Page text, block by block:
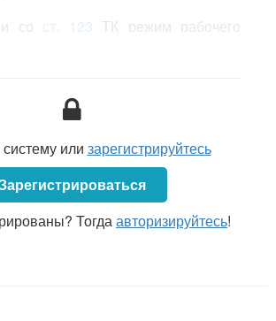
со ст. 123 ТК режим рабочего
рабочего времени и времени
суток, недели, месяца
периодов. Режим рабочего
время начала и окончания
время обеденного и других
чередования
рабочие и выходные дни.
или зарегистрируйтесь
Тогдаавторизируйтесь!